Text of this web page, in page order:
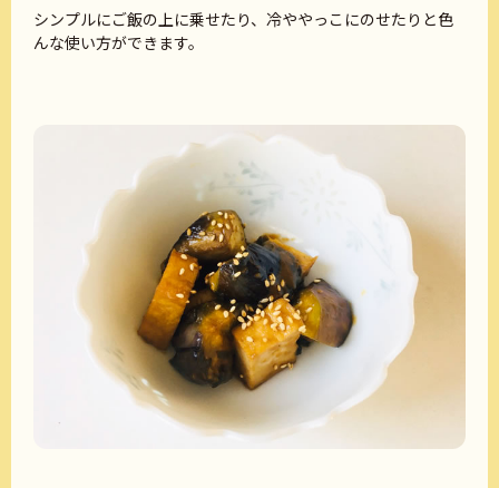
シンプルにご飯の上に乗せたり、冷ややっこにのせたりと色
んな使い方ができます。